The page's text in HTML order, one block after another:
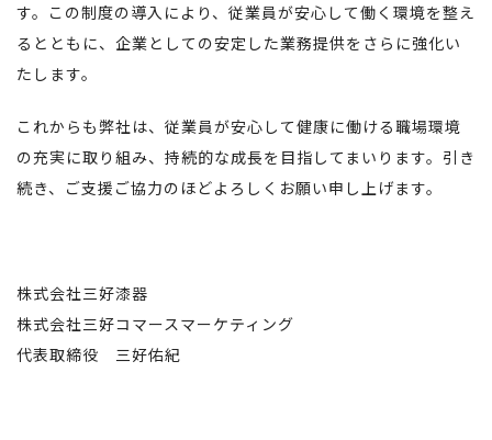
す。この制度の導入により、従業員が安心して働く環境を整え
るとともに、企業としての安定した業務提供をさらに強化い
たします。
これからも弊社は、従業員が安心して健康に働ける職場環境
の充実に取り組み、持続的な成長を目指してまいります。引き
続き、ご支援ご協力のほどよろしくお願い申し上げます。
株式会社三好漆器
株式会社三好コマースマーケティング
代表取締役 三好佑紀